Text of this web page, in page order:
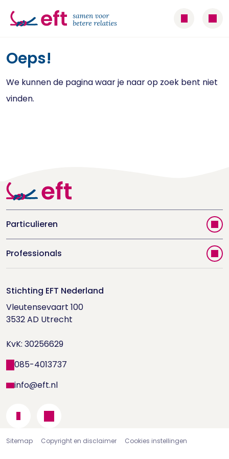
Oeps!
We kunnen de pagina waar je naar op zoek bent niet
vinden.
Particulieren
Vind jouw therapeut
Videoportal
Doe de relatietest
Houd me Vast-bijeenkomsten
Professionals
Trainingen
Supervisorenlijst
Nieuwsbrief ontvangen?
Wetenschappelijk onderzoek
Stichting EFT Nederland
Vleutensevaart 100
3532 AD Utrecht
KvK: 30256629
085-4013737
info@eft.nl
Sitemap Copyright en disclaimer Cookies instellingen